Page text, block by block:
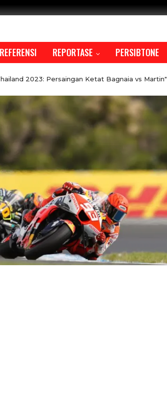
REFERENSI REPORTASE PERSIBTONE
2023: Persaingan Ketat Bagnaia vs Martin"
Tren Bergeser, Generasi